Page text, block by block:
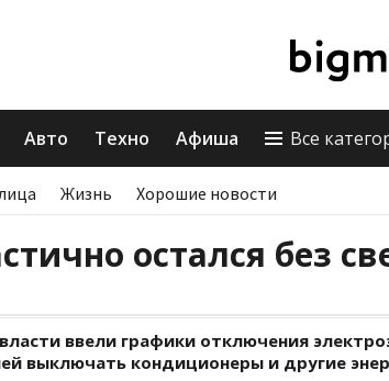
Авто Техно Афиша Все
Жизнь Хорошие новости
остался без
ввели графики отключения
выключать кондиционеры и другие